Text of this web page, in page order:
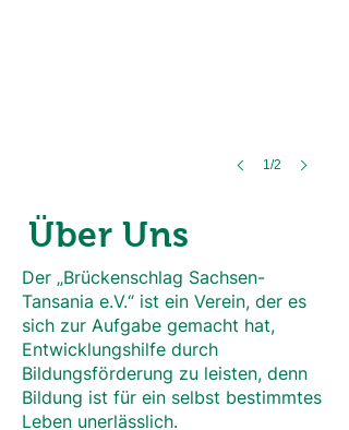
1/2
Über Uns
Der „Brückenschlag Sachsen-
Tansania e.V.“ ist ein Verein, der es
sich zur Aufgabe gemacht hat,
Entwicklungshilfe durch
Bildungsförderung zu leisten, denn
Bildung ist für ein selbst bestimmtes
Leben unerlässlich.